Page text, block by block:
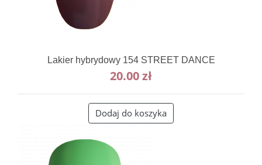
Lakier hybrydowy 154 STREET DANCE
20.00zł
Dodaj do koszyka